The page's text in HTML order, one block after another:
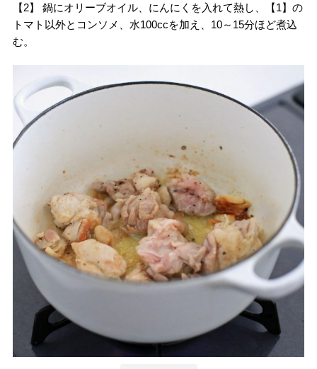
【2】 鍋にオリーブオイル、にんにくを入れて熱し、【1】の
トマト以外とコンソメ、水100ccを加え、10～15分ほど煮込
む。